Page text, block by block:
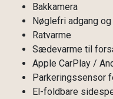
Bakkamera
Nøglefri adgang
Ratvarme
Sædevarme til
Apple CarPlay /
Parkeringssensor
El-foldbare